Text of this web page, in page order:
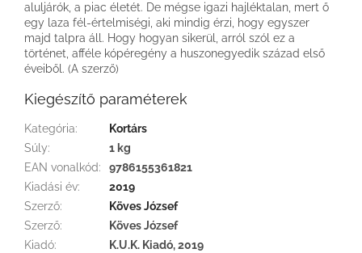
aluljárók, a piac életét. De mégse igazi hajléktalan, mert ő
egy laza fél-értelmiségi, aki mindig érzi, hogy egyszer
majd talpra áll. Hogy hogyan sikerül, arról szól ez a
történet, afféle kópéregény a huszonegyedik század első
éveiből. (A szerző)
Kiegészítő paraméterek
Kategória:
Kortárs
Súly:
1 kg
EAN vonalkód:
9786155361821
Kiadási év:
2019
Szerző:
Köves József
Szerző:
Köves József
Kiadó:
K.U.K. Kiadó, 2019